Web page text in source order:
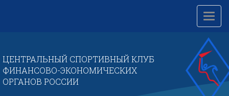
ЦЕНТРАЛЬНЫЙ СПОРТИВНЫЙ КЛУБ
ФИНАНСОВО-ЭКОНОМИЧЕСКИХ
ОРГАНОВ РОССИИ